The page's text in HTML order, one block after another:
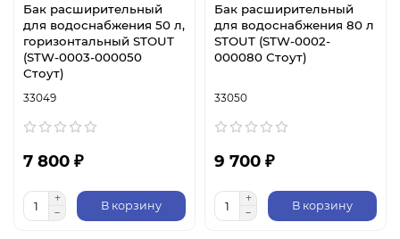
Бак расширительный
для водоснабжения 50 л,
горизонтальный STOUT
(STW-0003-000050
Стоут)
33049
7 800 ₽
В корзину
Бак расширительный
для водоснабжения 80 л
STOUT (STW-0002-
000080 Стоут)
33050
9 700 ₽
В корзину